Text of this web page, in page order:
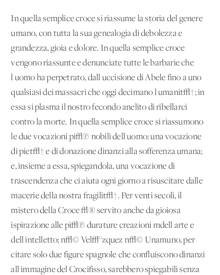
In quella semplice croce si riassume la storia del genere
umano, con tutta la sua genealogia di debolezza e
grandezza, gioia e dolore. In quella semplice croce
vengono riassunte e denunciate tutte le barbarie che
l'uomo ha perpetrato, dall'uccisione di Abele fino a uno
qualsiasi dei massacri che oggi decimano l'umanit√†; in
essa si plasma il nostro fecondo anelito di ribellarci
contro la morte. In quella semplice croce si riassumono
le due vocazioni pi√π nobili dell'uomo: una vocazione
di piet√† e di donazione dinanzi alla sofferenza umana;
e, insieme a essa, spiegandola, una vocazione di
trascendenza che ci aiuta ogni giorno a risuscitare dalle
macerie della nostra fragilit√†. Per venti secoli, il
mistero della Croce √® servito anche da gioiosa
ispirazione alle pi√π durature creazioni mdell'arte e
dell'intelletto; n√© Vel√°zquez n√© Unamuno, per
citare solo due figure spagnole che confluiscono dinanzi
all'immagine del Crocifisso, sarebbero spiegabili senza